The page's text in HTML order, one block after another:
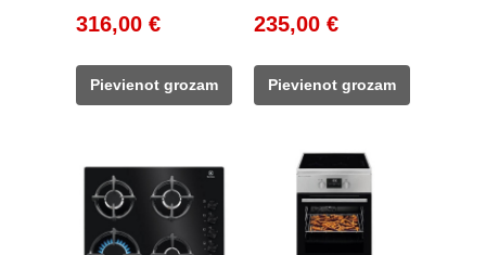
Original
was:
432,00 €.
316,00 €Current
316,00 €.
Pievienot grozam
Original
was:
338,00 €.
235,00 €Current
235,00 €.
Pievienot grozam